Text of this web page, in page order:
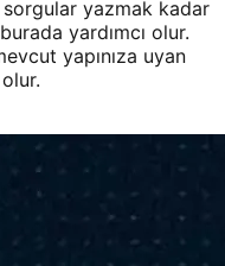
sorgular yazmak kadar
yardımcı olur.
yapınıza uyan